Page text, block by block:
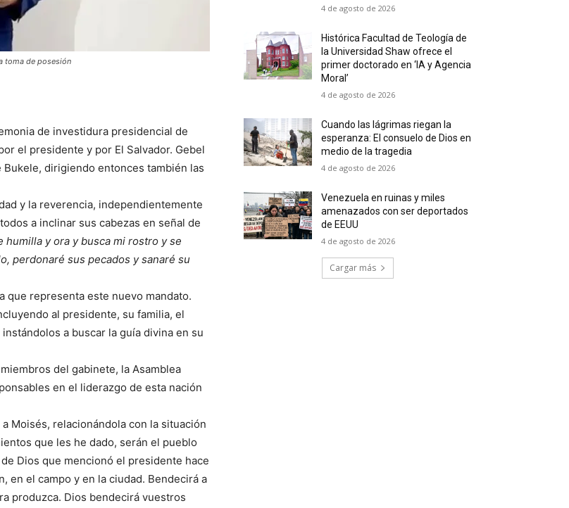
toma de posesión
de investidura presidencial de
el presidente y por El Salvador. Gebel
dirigiendo entonces también las
y la reverencia, independientemente
a inclinar sus cabezas en señal de
humilla y ora y busca mi rostro y se
perdonaré sus pecados y sanaré su
que representa este nuevo mandato.
al presidente, su familia, el
a buscar la guía divina en su
del gabinete, la Asamblea
en el liderazgo de esta nación
Moisés, relacionándola con la situación
que les he dado, serán el pueblo
Dios que mencionó el presidente hace
en el campo y en la ciudad. Bendecirá a
produzca. Dios bendecirá vuestros
4 de agosto de 2026
Histórica Facultad de Teología de
la Universidad Shaw ofrece el
primer doctorado en ‘IA y Agencia
Moral’
4 de agosto de 2026
Cuando las lágrimas riegan la
esperanza: El consuelo de Dios en
medio de la tragedia
4 de agosto de 2026
Venezuela en ruinas y miles
amenazados con ser deportados
de EEUU
4 de agosto de 2026
Cargar más